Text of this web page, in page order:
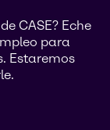
CASE? Eche
para
Estaremos